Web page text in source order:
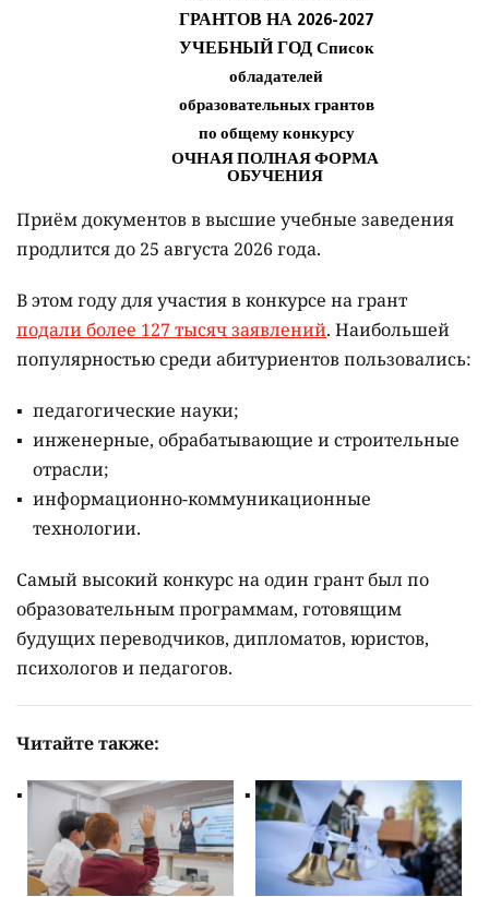
Приём документов в высшие учебные заведения
продлится до 25 августа 2026 года.
В этом году для участия в конкурсе на грант
подали более 127 тысяч заявлений. Наибольшей
популярностью среди абитуриентов пользовались:
педагогические науки;
инженерные, обрабатывающие и строительные
отрасли;
информационно-коммуникационные
технологии.
Самый высокий конкурс на один грант был по
образовательным программам, готовящим
будущих переводчиков, дипломатов, юристов,
психологов и педагогов.
Читайте также: